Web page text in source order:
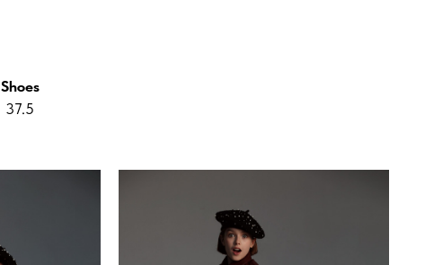
Shoes
37.5